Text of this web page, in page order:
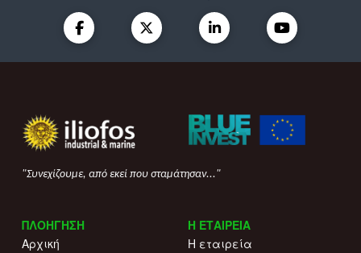
"Συνεχίζουμε, από εκεί που σταμάτησαν..."
ΠΛΟΗΓΗΣΗ
Αρχική
Η ΕΤΑΙΡΕΙΑ
Η εταιρεία